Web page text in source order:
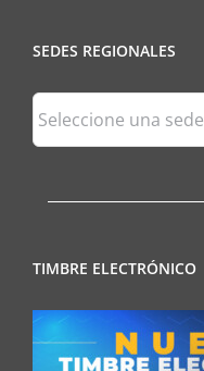
SEDES REGIONALES
Sedes
Regionales
TIMBRE ELECTRÓNICO